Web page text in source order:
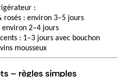
:
rosés : environ 3–5 jours
environ 2–4 jours
: 1–3 jours avec bouchon
mousseux
– règles simples